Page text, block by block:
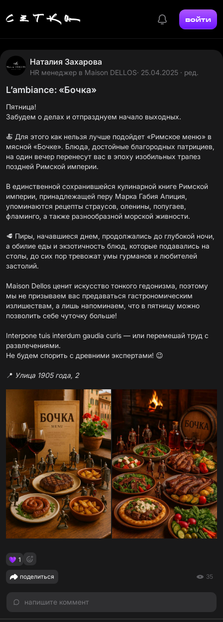
войти
Наталия Захарова
HR менеджер в Maison DELLOS· 25.04.2025 · ред.
Пятница!
Забудем о делах и отпразднуем начало выходных.
🍝 Для этого как нельзя лучше подойдет «Римское меню» в
мясной «Бочке». Блюда, достойные благородных патрициев,
на один вечер перенесут вас в эпоху изобильных трапез
поздней Римской империи.
В единственной сохранившейся кулинарной книге Римской
империи, принадлежащей перу Марка Габия Апиция,
упоминаются рецепты страусов, оленины, попугаев,
фламинго, а также разнообразной морской живности.
🥩 Пиры, начавшиеся днем, продолжались до глубокой ночи,
а обилие еды и экзотичность блюд, которые подавались на
столы, до сих пор тревожат умы гурманов и любителей
застолий.
Maison Dellos ценит искусство тонкого гедонизма, поэтому
мы не призываем вас предаваться гастрономическим
излишествам, а лишь напоминаем, что в пятницу можно
позволить себе чуточку больше!
Interpone tuis interdum gaudia curis — или перемешай труд с
развлечениями.
Не будем спорить с древними экспертами! 😉
📍 Улица 1905 года, 2
1
поделиться 35
напишите коммент